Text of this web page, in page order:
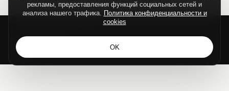
Все права защищены.
рекламы, предоставления функций социальных сетей и
анализа нашего трафика. Политика конфиденциальности и
cookies
OK